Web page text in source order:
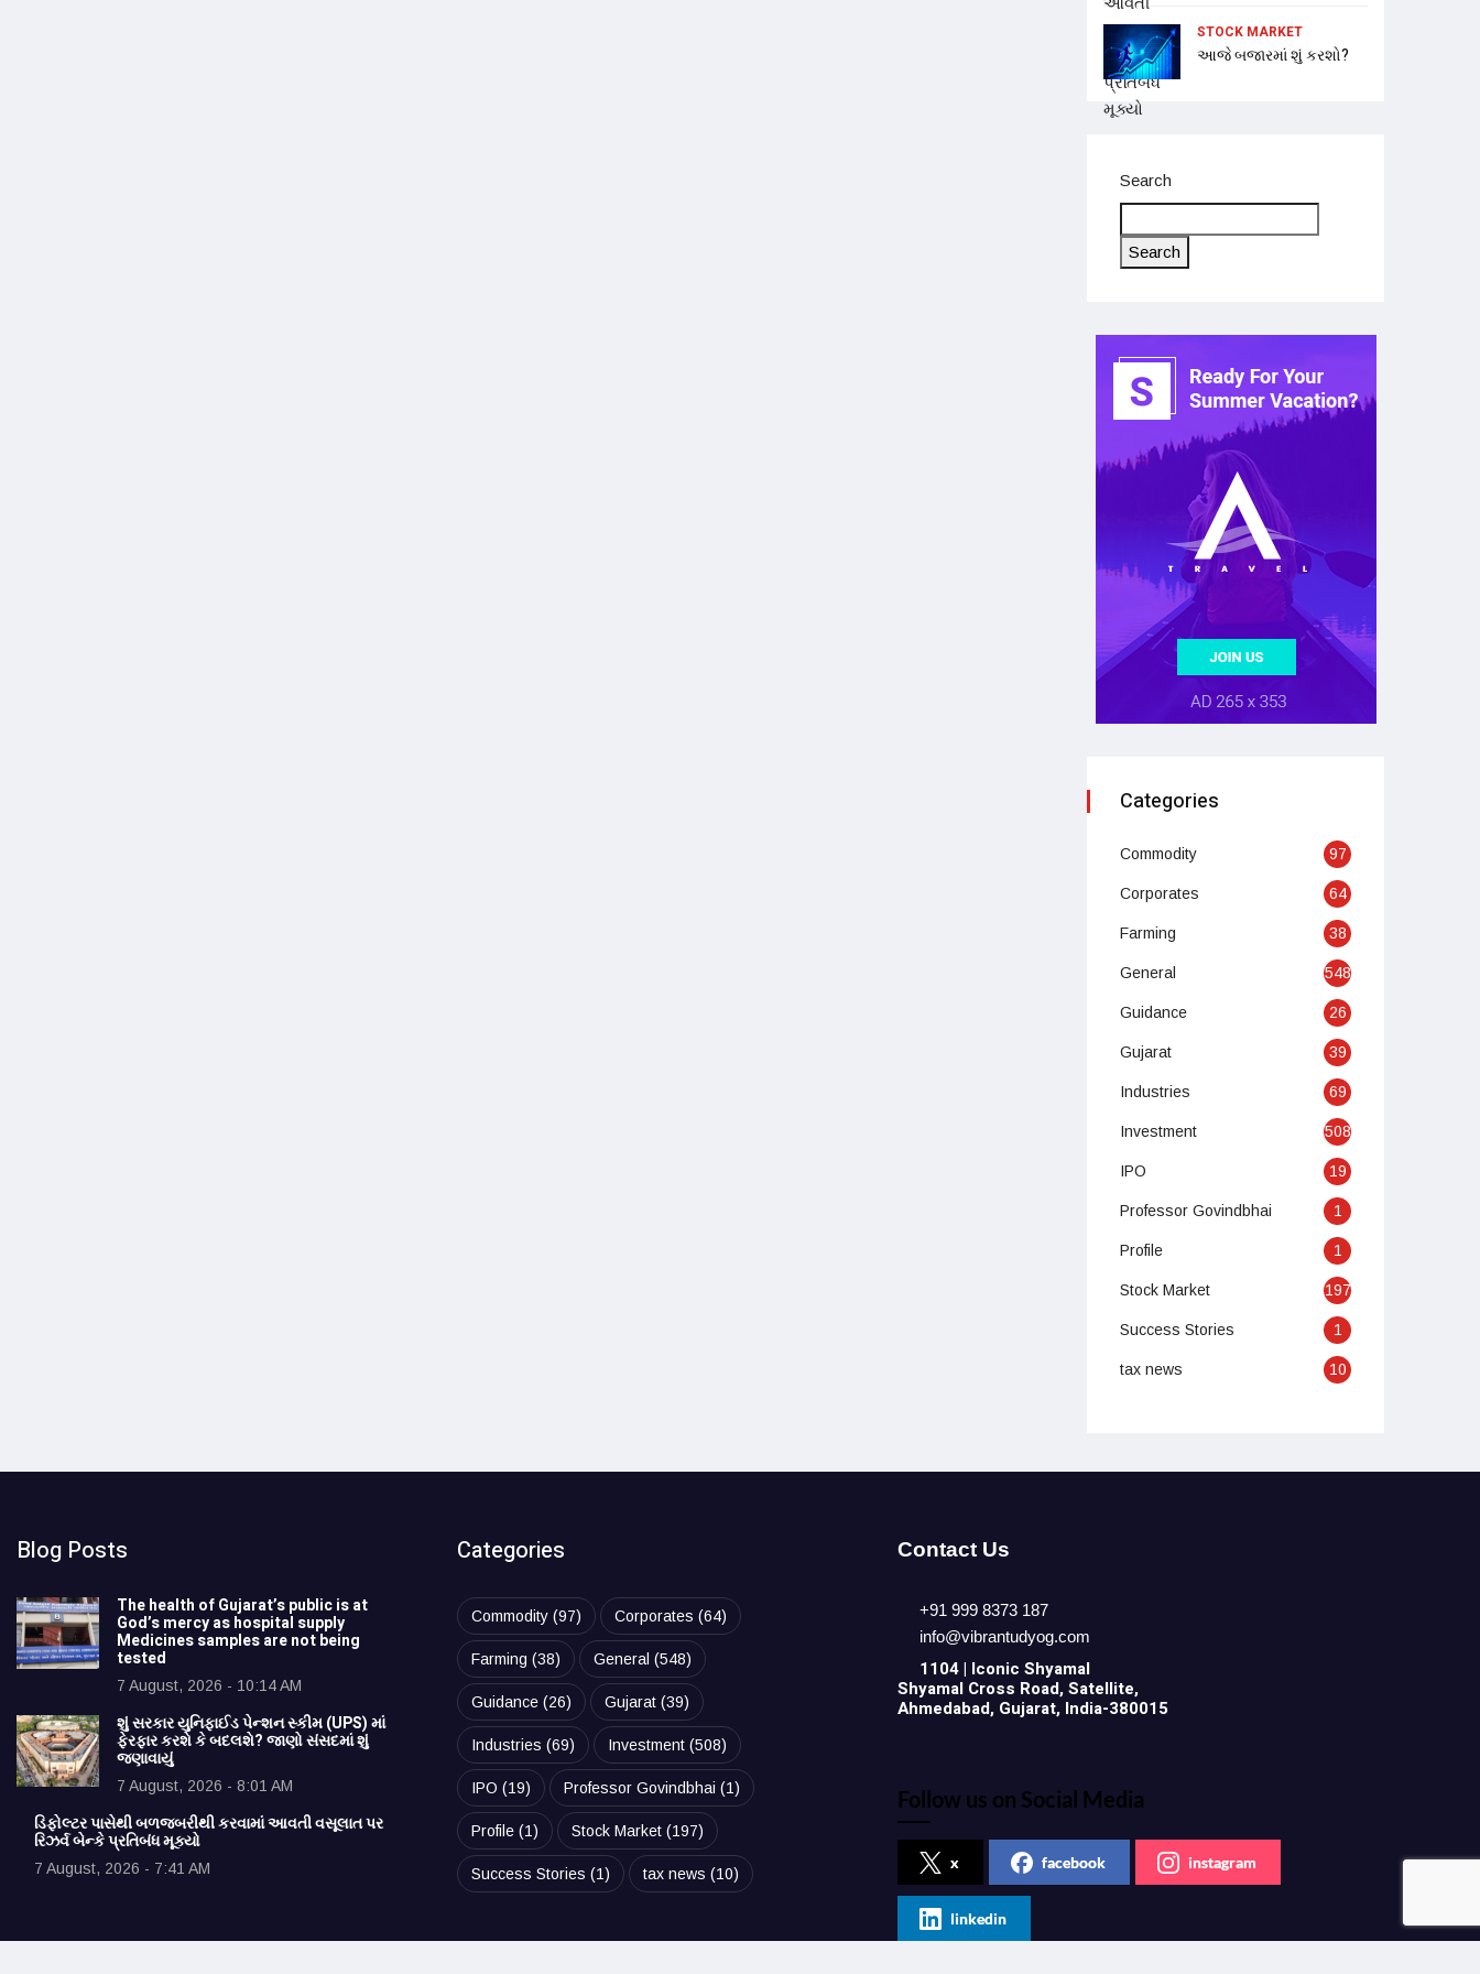
STOCK MARKET
આજે બજારમાં શું કરશો?
Search
Search
Categories
Commodity 97
Corporates 64
Farming 38
General 548
Guidance 26
Gujarat 39
Industries 69
Investment 508
IPO 19
Professor Govindbhai 1
Profile 1
Stock Market 197
Success Stories 1
tax news 10
Blog Posts
The health of Gujarat’s public is at
God’s mercy as hospital supply
Medicines samples are not being
tested
7 August, 2026 - 10:14 AM
શું સરકાર યુનિફાઈડ પેન્શન સ્કીમ (UPS) માં
ફેરફાર કરશે કે બદલશે? જાણો સંસદમાં શું
જણાવાયું
7 August, 2026 - 8:01 AM
ડિફોલ્ટર પાસેથી બળજબરીથી કરવામાં આવતી વસૂલાત પર
રિઝર્વ બેન્કે પ્રતિબંધ મૂક્યો
7 August, 2026 - 7:41 AM
Categories
Commodity(97) Corporates (64)
Farming (38) General (548)
Guidance(26) Gujarat(39)
Industries (69) Investment(508)
IPO (19) Professor Govindbhai (1)
Profile(1) Stock Market(197)
Success Stories (1) tax news (10)
Contact Us
+91 999 8373 187
info@vibrantudyog.com
1104 | Iconic Shyamal
Shyamal Cross Road, Satellite,
Ahmedabad, Gujarat, India-380015
Follow us on Social Media
x facebook instagram
linkedin